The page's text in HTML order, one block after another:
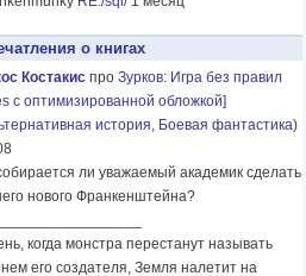
о книгах
Костакис про Зурков: Игра без правил
с оптимизированной обложкой]
история, Боевая фантастика)
ли уважаемый академик сделать
нового Франкенштейна?
когда монстра перестанут называть
его создателя, Земля налетит на